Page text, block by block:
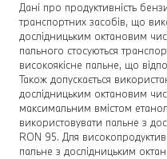
Дані про продуктивність
транспортних засобів, що
дослідницьким октановим
пального стосуються
високоякісне пальне, що
Також допускається
дослідницьким октановим
максимальним вмістом
використовувати пальне з
RON 95. Для
пальне з дослідницьким